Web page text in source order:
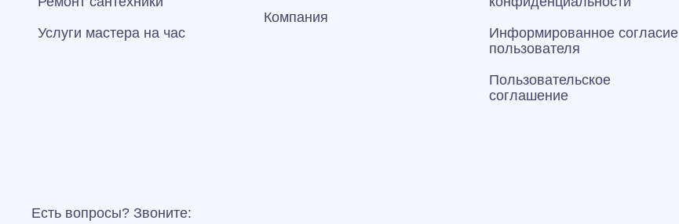
Услуги мастера на час
Компания
Информированное согласие
пользователя
Пользовательское
соглашение
Есть вопросы? Звоните: